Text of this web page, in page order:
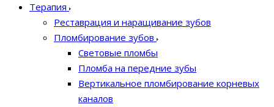
Терапия
Реставрация и наращивание зубов
Пломбирование зубов
Световые пломбы
Пломба на передние зубы
Вертикальное пломбирование корневых
каналов